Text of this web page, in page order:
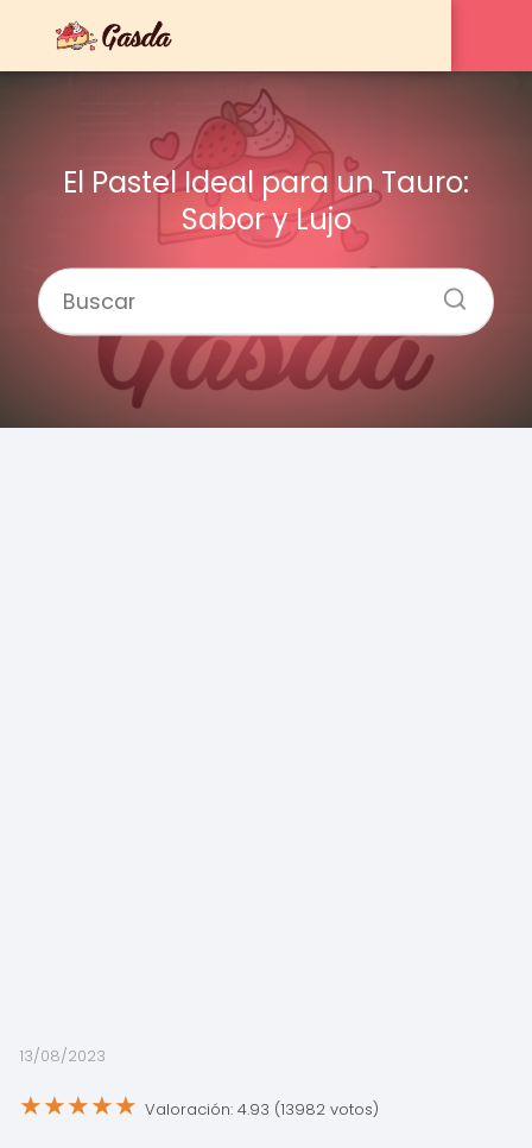
El Pastel Ideal para un Tauro:
Sabor y Lujo
13/08/2023
★★★★★ Valoración: 4.93 (13982 votos)